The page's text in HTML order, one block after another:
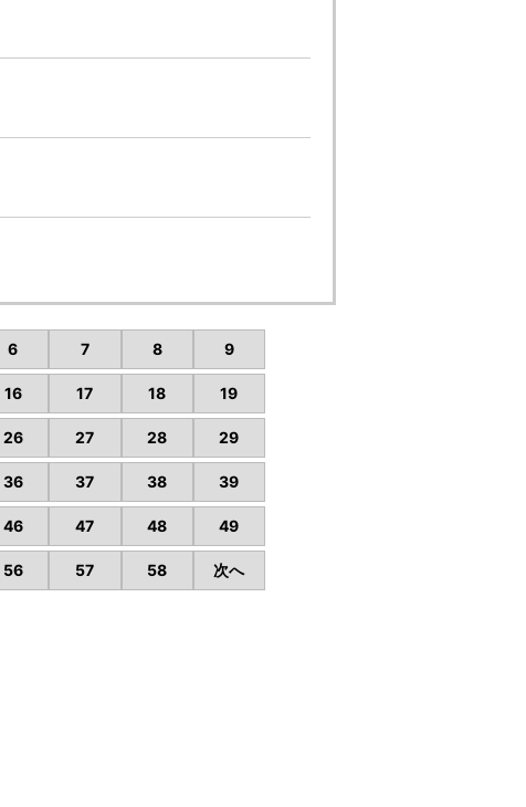
6 7 8 9
16 17 18 19
26 27 28 29
36 37 38 39
46 47 48 49
56 57 58 次へ